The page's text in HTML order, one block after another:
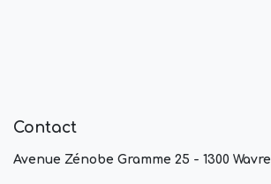
Contact
Avenue Zénobe Gramme 25 - 1300 Wavre